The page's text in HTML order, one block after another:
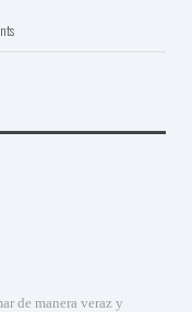
de manera veraz y